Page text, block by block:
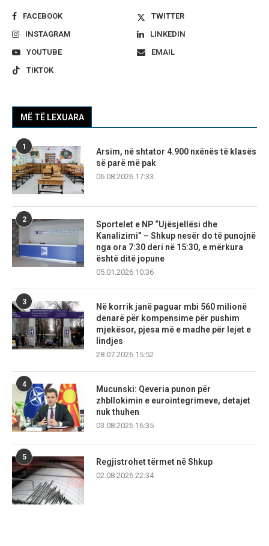
FACEBOOK
TWITTER
INSTAGRAM
LINKEDIN
YOUTUBE
EMAIL
TIKTOK
MË TË LEXUARA
1
Arsim, në shtator 4.900 nxënës të klasës
së parë më pak
06.08.2026 17:33
2
Sportelet e NP “Ujësjellësi dhe
Kanalizimi” – Shkup nesër do të punojnë
nga ora 7:30 deri në 15:30, e mërkura
është ditë jopune
05.01.2026 10:36
3
Në korrik janë paguar mbi 560 milionë
denarë për kompensime për pushim
mjekësor, pjesa më e madhe për lejet e
lindjes
28.07.2026 15:52
4
Mucunski: Qeveria punon për
zhbllokimin e eurointegrimeve, detajet
nuk thuhen
03.08.2026 16:35
5
Regjistrohet tërmet në Shkup
02.08.2026 22:34